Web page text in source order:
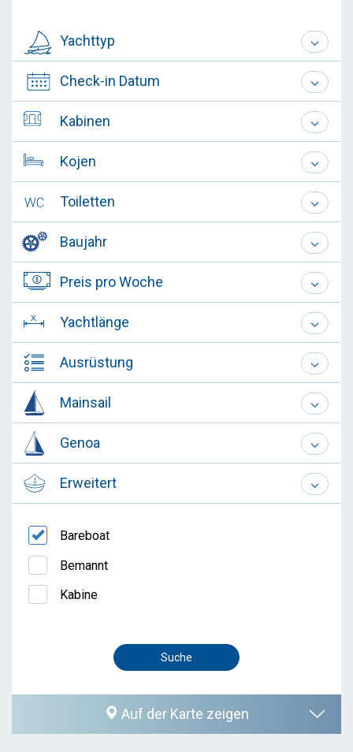
Yachttyp
Check-in Datum
Kabinen
Kojen
Toiletten
Baujahr
Preis pro Woche
Yachtlänge
Ausrüstung
Mainsail
Genoa
Erweitert
Bareboat
Bemannt
Kabine
Auf der Karte zeigen